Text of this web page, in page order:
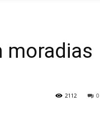
moradias
0
2112